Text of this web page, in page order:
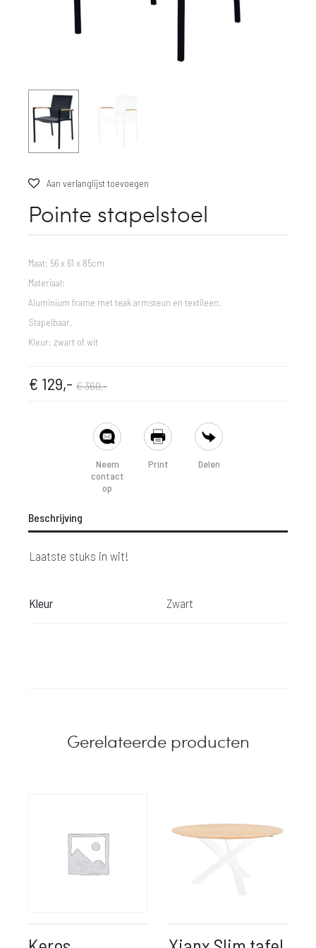
Aan verlanglijst toevoegen
Pointe stapelstoel
Maat: 56 x 61 x 85cm
Materiaal:
Aluminium frame met teak armsteun en textileen.
Stapelbaar.
Kleur: zwart of wit
€360,-
€ 129,-
Neem
contact
op
Print Delen
Beschrijving
Laatste stuks in wit!
Kleur Zwart
Gerelateerde producten